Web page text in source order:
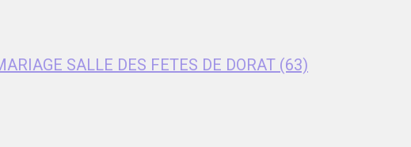
SALLE DES FETES DE DORAT (63)